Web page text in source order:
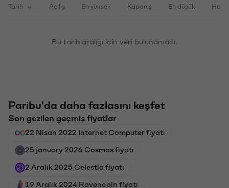
Tarih Açılış En yüksek Kapanış En düşük
Bu tarih aralığı için veri bulunamadı.
Paribu'da daha fazlasını keşfet
Son gezilen geçmiş fiyatlar
22 Nisan 2022 Internet Computer fiyatı
25 january 2026 Cosmos fiyatı
2 Aralık 2025 Celestia fiyatı
19 Aralık 2024 Ravencoin fiyatı